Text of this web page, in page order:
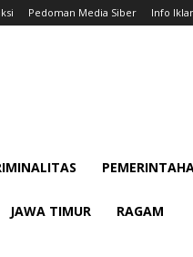
Pedoman Media Siber Info
JAWA TIMUR RAGAM